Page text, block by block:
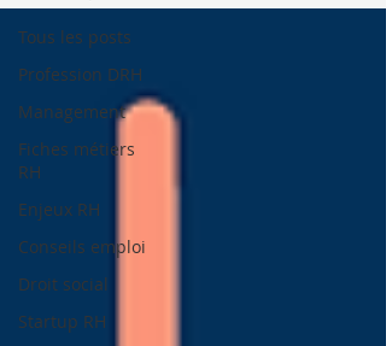
Tous les posts
Profession DRH
Management
Fiches métiers
RH
Enjeux RH
Conseils emploi
Droit social
Startup RH